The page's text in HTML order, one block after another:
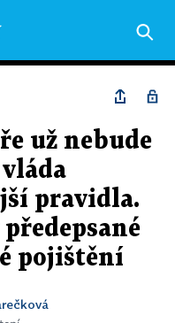
už nebude
pravidla.
pojištění